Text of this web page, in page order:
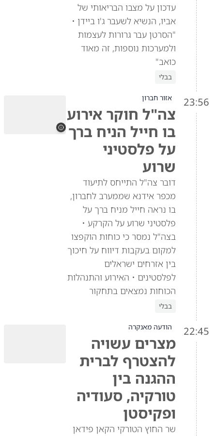
עדכון על מצבו הבריאותי של
אביו, הנשיא לשעבר ג'ו ביידן •
"הסרטן עבר גרורות לעצמות
ולמערכות נוספות, זה מאוד
כואב"
בבלי
23:56 אזור חברון
צה"ל חוקר אירוע
בו חייל הניח ברך
על פלסטיני
שרוע
דובר צה"ל התייחס לתיעוד
מכפר אידנא שממערב לחברון,
בו נראה חייל מניח ברך על
פלסטיני שרוע על הקרקע •
בצה"ל נמסר כי כוחות הוקפצו
למקום בעקבות דיווח על חיכוך
בין אזרחים ישראלים
לפלסטינים • האירוע והתנהלות
הכוחות נמצאים בתחקור
בבלי
22:45 הודעה מאנקרה
מצרים עשויה
להצטרף לברית
ההגנה בין
טורקיה, סעודיה
ופקיסטן
שר החוץ הטורקי הקאן פידאן